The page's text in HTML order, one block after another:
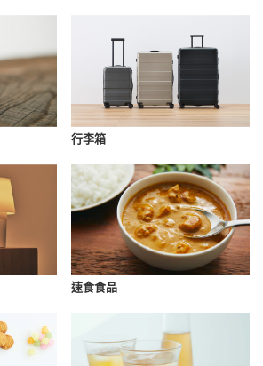
行李箱
速食食品